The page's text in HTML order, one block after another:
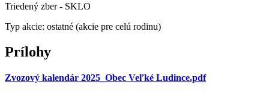
Triedený zber - SKLO
Typ akcie: ostatné (akcie pre celú rodinu)
Prílohy
Zvozový kalendár 2025_Obec Veľké Ludince.pdf